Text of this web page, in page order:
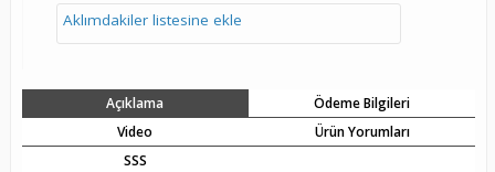
Aklımdakiler listesine ekle
Açıklama
Ödeme Bilgileri
Video
Ürün Yorumları
SSS